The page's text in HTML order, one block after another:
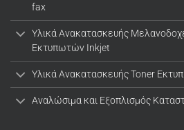
fax
Υλικά Ανακατασκευής
Εκτυπωτών Inkjet
Υλικά Ανακατασκευής Toner
Αναλώσιμα και Εξοπλισμός